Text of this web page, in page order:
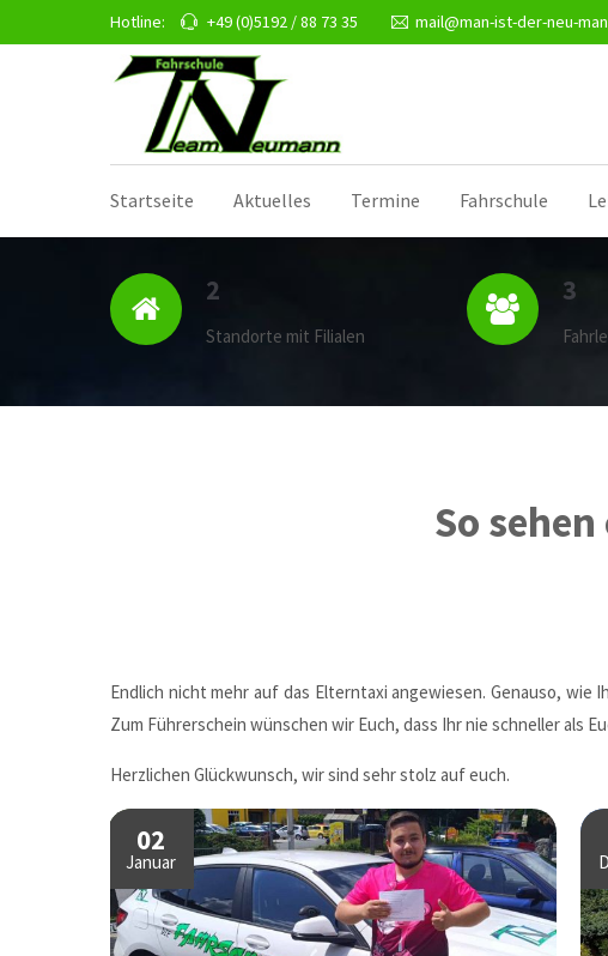
Hotline: +49 (0)5192 / 88 73 35 mail@man-ist-der-neu-
Startseite Aktuelles Termine Fahrschule
2
Standorte mit Filialen
3
So
Endlich nicht mehr auf das Elterntaxi angewiesen. Genauso,
Zum Führerschein wünschen wir Euch, dass Ihr nie schneller als
Herzlichen Glückwunsch, wir sind sehr stolz auf euch.
02
Januar